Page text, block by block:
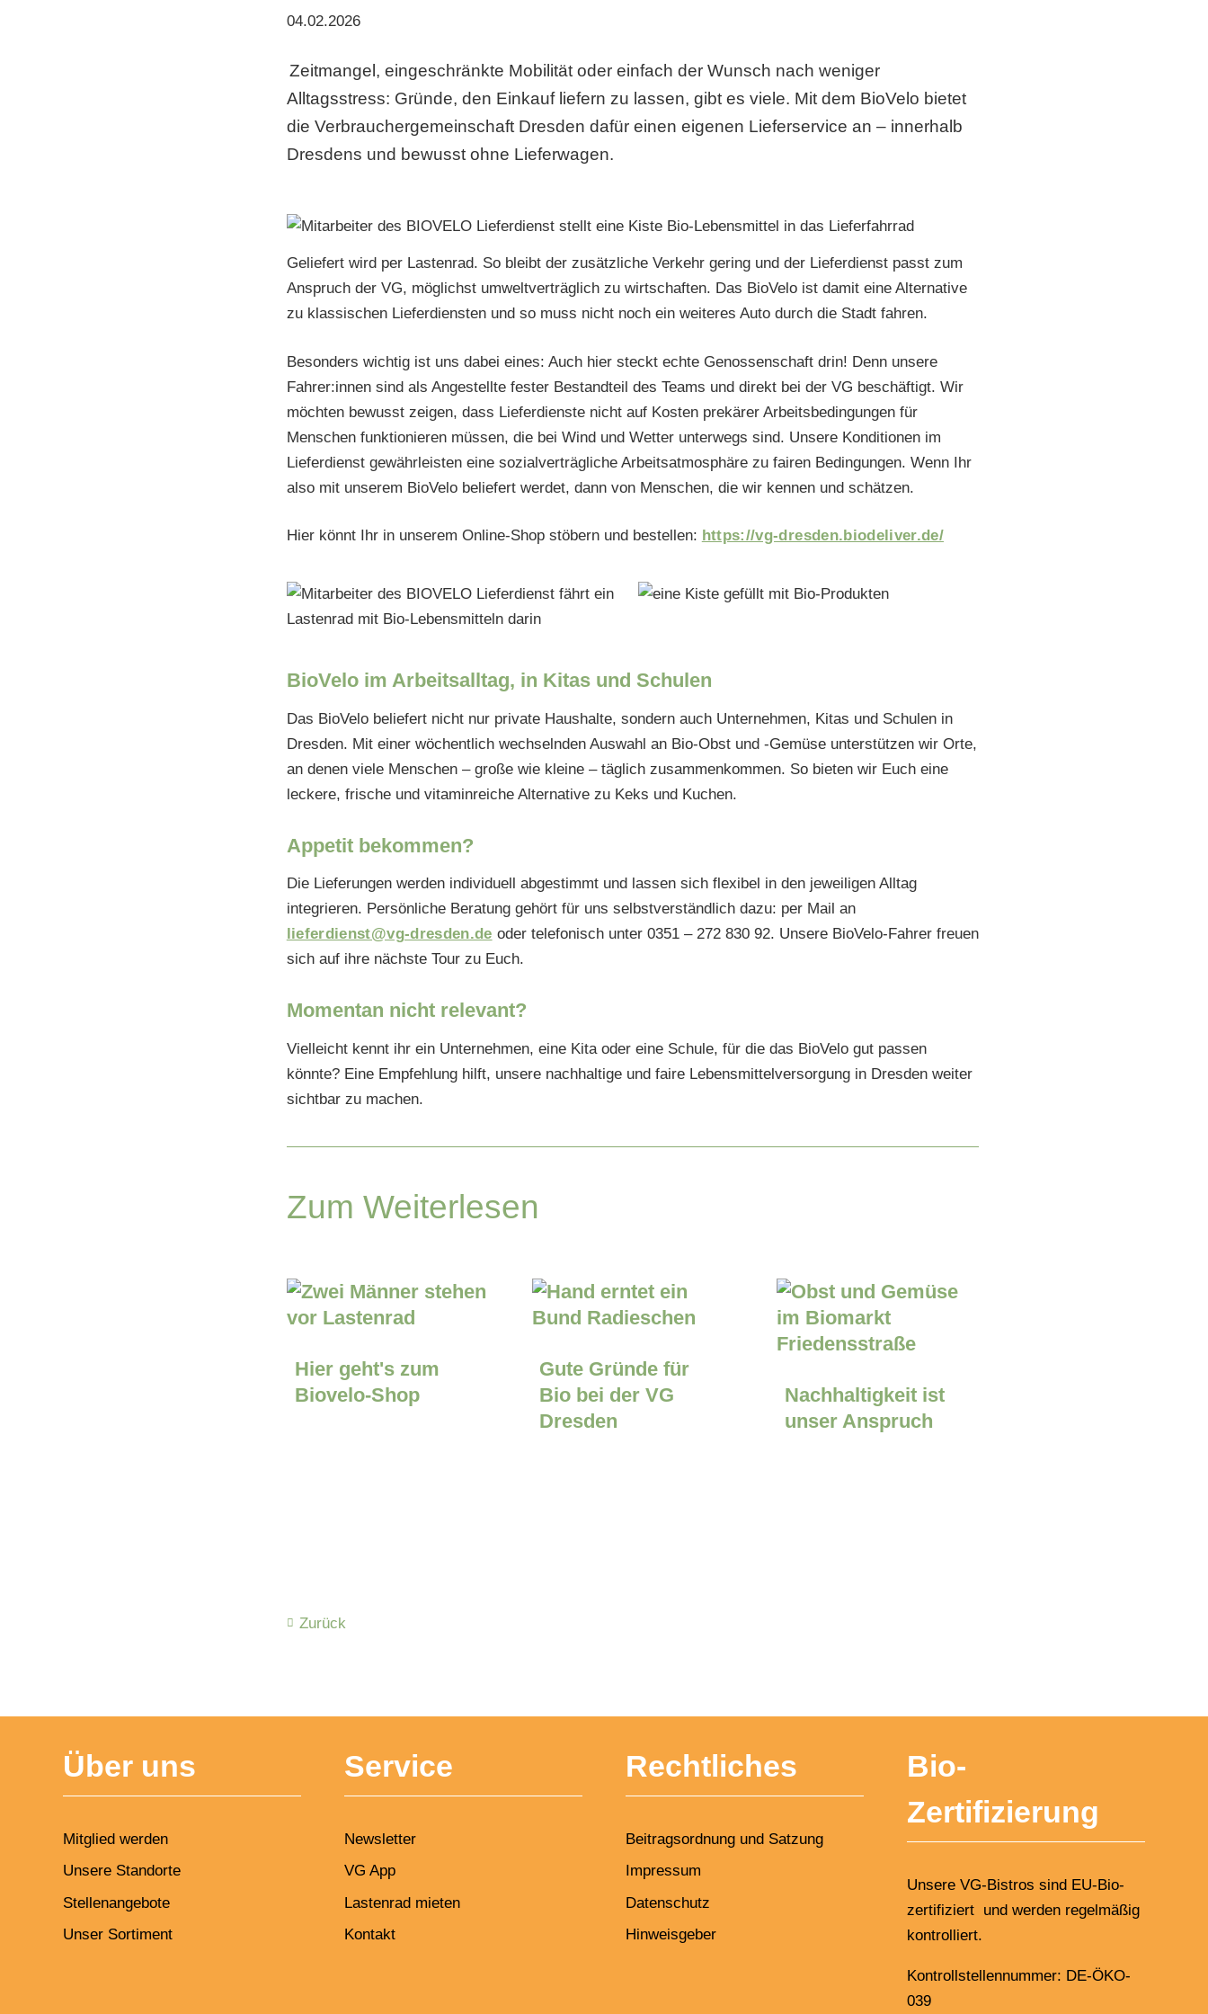
04.02.2026
Zeitmangel, eingeschränkte Mobilität oder einfach der Wunsch nach weniger
Alltagsstress: Gründe, den Einkauf liefern zu lassen, gibt es viele. Mit dem BioVelo bietet
die Verbrauchergemeinschaft Dresden dafür einen eigenen Lieferservice an – innerhalb
Dresdens und bewusst ohne Lieferwagen.
Geliefert wird per Lastenrad. So bleibt der zusätzliche Verkehr gering und der Lieferdienst passt zum
Anspruch der VG, möglichst umweltverträglich zu wirtschaften. Das BioVelo ist damit eine Alternative
zu klassischen Lieferdiensten und so muss nicht noch ein weiteres Auto durch die Stadt fahren.
Besonders wichtig ist uns dabei eines: Auch hier steckt echte Genossenschaft drin! Denn unsere
Fahrer:innen sind als Angestellte fester Bestandteil des Teams und direkt bei der VG beschäftigt. Wir
möchten bewusst zeigen, dass Lieferdienste nicht auf Kosten prekärer Arbeitsbedingungen für
Menschen funktionieren müssen, die bei Wind und Wetter unterwegs sind. Unsere Konditionen im
Lieferdienst gewährleisten eine sozialverträgliche Arbeitsatmosphäre zu fairen Bedingungen. Wenn Ihr
also mit unserem BioVelo beliefert werdet, dann von Menschen, die wir kennen und schätzen.
Hier könnt Ihr in unserem Online-Shop stöbern und bestellen: https://vg-dresden.biodeliver.de/
BioVelo im Arbeitsalltag, in Kitas und Schulen
Das BioVelo beliefert nicht nur private Haushalte, sondern auch Unternehmen, Kitas und Schulen in
Dresden. Mit einer wöchentlich wechselnden Auswahl an Bio-Obst und -Gemüse unterstützen wir Orte,
an denen viele Menschen – große wie kleine – täglich zusammenkommen. So bieten wir Euch eine
leckere, frische und vitaminreiche Alternative zu Keks und Kuchen.
Appetit bekommen?
Die Lieferungen werden individuell abgestimmt und lassen sich flexibel in den jeweiligen Alltag
integrieren. Persönliche Beratung gehört für uns selbstverständlich dazu: per Mail an
lieferdienst@vg-dresden.de oder telefonisch unter 0351 – 272 830 92. Unsere BioVelo-Fahrer freuen
sich auf ihre nächste Tour zu Euch.
Momentan nicht relevant?
Vielleicht kennt ihr ein Unternehmen, eine Kita oder eine Schule, für die das BioVelo gut passen
könnte? Eine Empfehlung hilft, unsere nachhaltige und faire Lebensmittelversorgung in Dresden weiter
sichtbar zu machen.
Zum Weiterlesen
Hier geht's zum
Biovelo-Shop
Gute Gründe für
Bio bei der VG
Dresden
Nachhaltigkeit ist
unser Anspruch
Zurück
Über uns
Mitglied werden
Unsere Standorte
Stellenangebote
Unser Sortiment
Service
Newsletter
VG App
Lastenrad mieten
Kontakt
Rechtliches
Beitragsordnung und Satzung
Impressum
Datenschutz
Hinweisgeber
Bio-
Zertifizierung
Unsere VG-Bistros sind EU-Bio-
zertifiziert und werden regelmäßig
kontrolliert.
Kontrollstellennummer: DE-ÖKO-
039